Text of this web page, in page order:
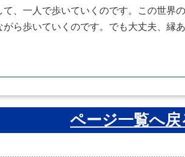
、一人で歩いていくのです。この世界
ら歩いていくのです。でも大丈夫、縁
ページ一覧へ戻